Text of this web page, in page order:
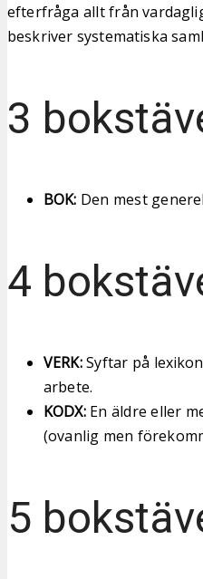
efterfråga allt från
beskriver systematiska
3
BOK: Den mest
4
VERK:Syftar på
arbete.
KODX:En äldre eller
(ovanlig men
5